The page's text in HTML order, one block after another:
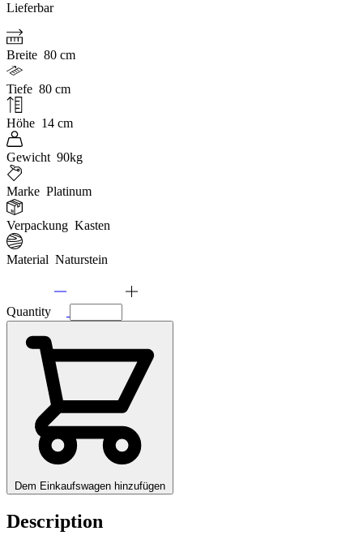
Lieferbar
Breite 80 cm
Tiefe 80 cm
Höhe 14 cm
Gewicht 90kg
Marke Platinum
Verpackung Kasten
Material Naturstein
Quantity
Dem Einkaufswagen hinzufügen
Description